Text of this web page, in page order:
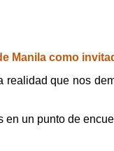
Manila como
que nos
en un punto de